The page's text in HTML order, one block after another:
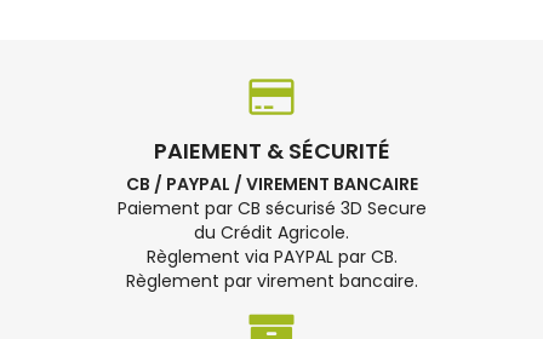
PAIEMENT & SÉCURITÉ
CB / PAYPAL / VIREMENT BANCAIRE
Paiement par CB sécurisé 3D Secure
du Crédit Agricole.
Règlement via PAYPAL par CB.
Règlement par virement bancaire.